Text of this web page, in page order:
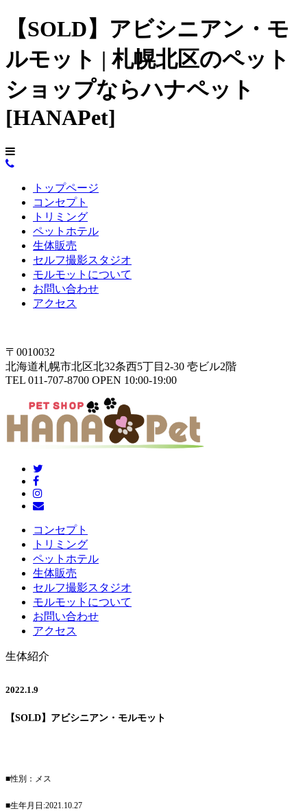
【SOLD】アビシニアン・モ
ルモット | 札幌北区のペット
ショップならハナペット
[HANAPet]
トップページ
コンセプト
トリミング
ペットホテル
生体販売
セルフ撮影スタジオ
モルモットについて
お問い合わせ
アクセス
〒0010032
北海道札幌市北区北32条西5丁目2-30 壱ビル2階
TEL 011-707-8700 OPEN 10:00-19:00
コンセプト
トリミング
ペットホテル
生体販売
セルフ撮影スタジオ
モルモットについて
お問い合わせ
アクセス
生体紹介
2022.1.9
【SOLD】アビシニアン・モルモット
■性別：メス
■生年月日:2021.10.27